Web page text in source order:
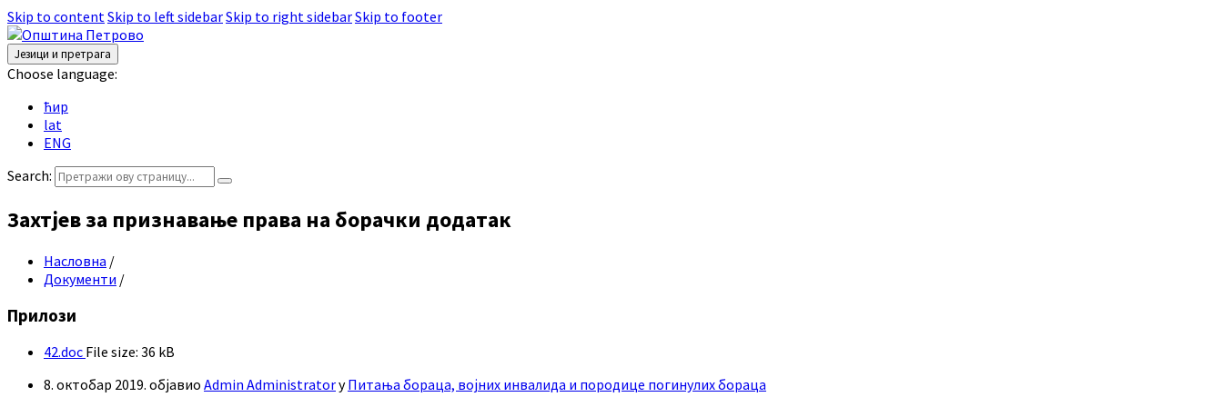
Skip to contentSkip to left sidebarSkip to right sidebarSkip to footer
Језици и претрага
Choose language:
ћир
lat
ENG
Search:
Захтјев за признавање права на борачки додатак
Насловна /
Документи /
Прилози
42.doc File size: 36 kB
8. октобар 2019. објавио Admin AdministratorуПитања бораца, војних инвалида и породице погинулих бораца